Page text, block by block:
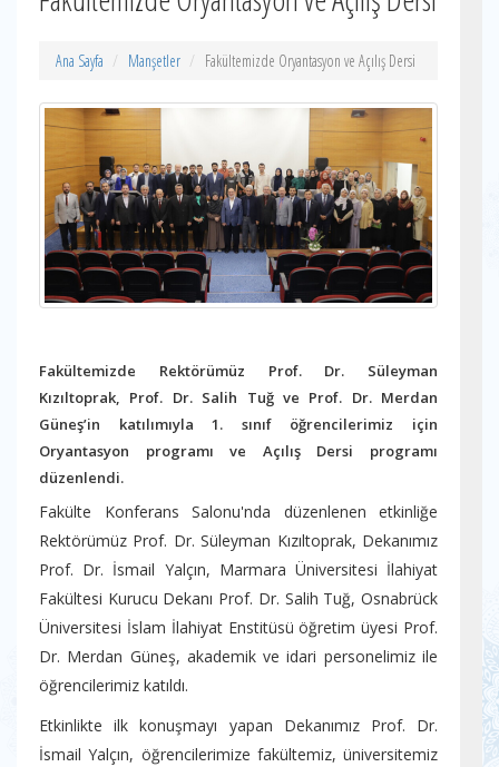
Ana Sayfa Manşetler Fakültemizde Oryantasyon ve Açılış Dersi
Fakültemizde Rektörümüz Prof. Dr. Süleyman
Kızıltoprak, Prof. Dr. Salih Tuğ ve Prof. Dr. Merdan
Güneş’in katılımıyla 1. sınıf öğrencilerimiz için
Oryantasyon programı ve Açılış Dersi programı
düzenlendi.
Fakülte Konferans Salonu'nda düzenlenen etkinliğe
Rektörümüz Prof. Dr. Süleyman Kızıltoprak, Dekanımız
Prof. Dr. İsmail Yalçın, Marmara Üniversitesi İlahiyat
Fakültesi Kurucu Dekanı Prof. Dr. Salih Tuğ, Osnabrück
Üniversitesi İslam İlahiyat Enstitüsü öğretim üyesi Prof.
Dr. Merdan Güneş, akademik ve idari personelimiz ile
öğrencilerimiz katıldı.
Etkinlikte ilk konuşmayı yapan Dekanımız Prof. Dr.
İsmail Yalçın, öğrencilerimize fakültemiz, üniversitemiz